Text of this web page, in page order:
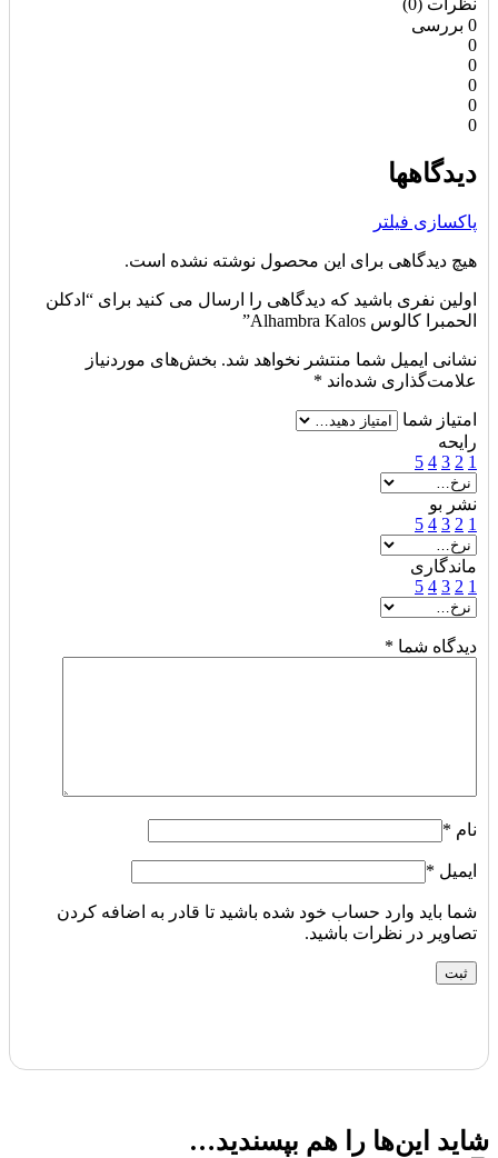
نظرات (0)
0 بررسی
0
0
0
0
0
دیدگاهها
پاکسازی فیلتر
هیچ دیدگاهی برای این محصول نوشته نشده است.
اولین نفری باشید که دیدگاهی را ارسال می کنید برای “ادکلن
الحمبرا کالوس Alhambra Kalos”
نشانی ایمیل شما منتشر نخواهد شد. بخش‌های موردنیاز
علامت‌گذاری شده‌اند *
امتیاز شما
رایحه
1
2
3
4
5
نشر بو
1
2
3
4
5
ماندگاری
1
2
3
4
5
دیدگاه شما *
نام *
ایمیل *
شما باید وارد حساب خود شده باشید تا قادر به اضافه کردن
تصاویر در نظرات باشید.
شاید این‌ها را هم بپسندید…